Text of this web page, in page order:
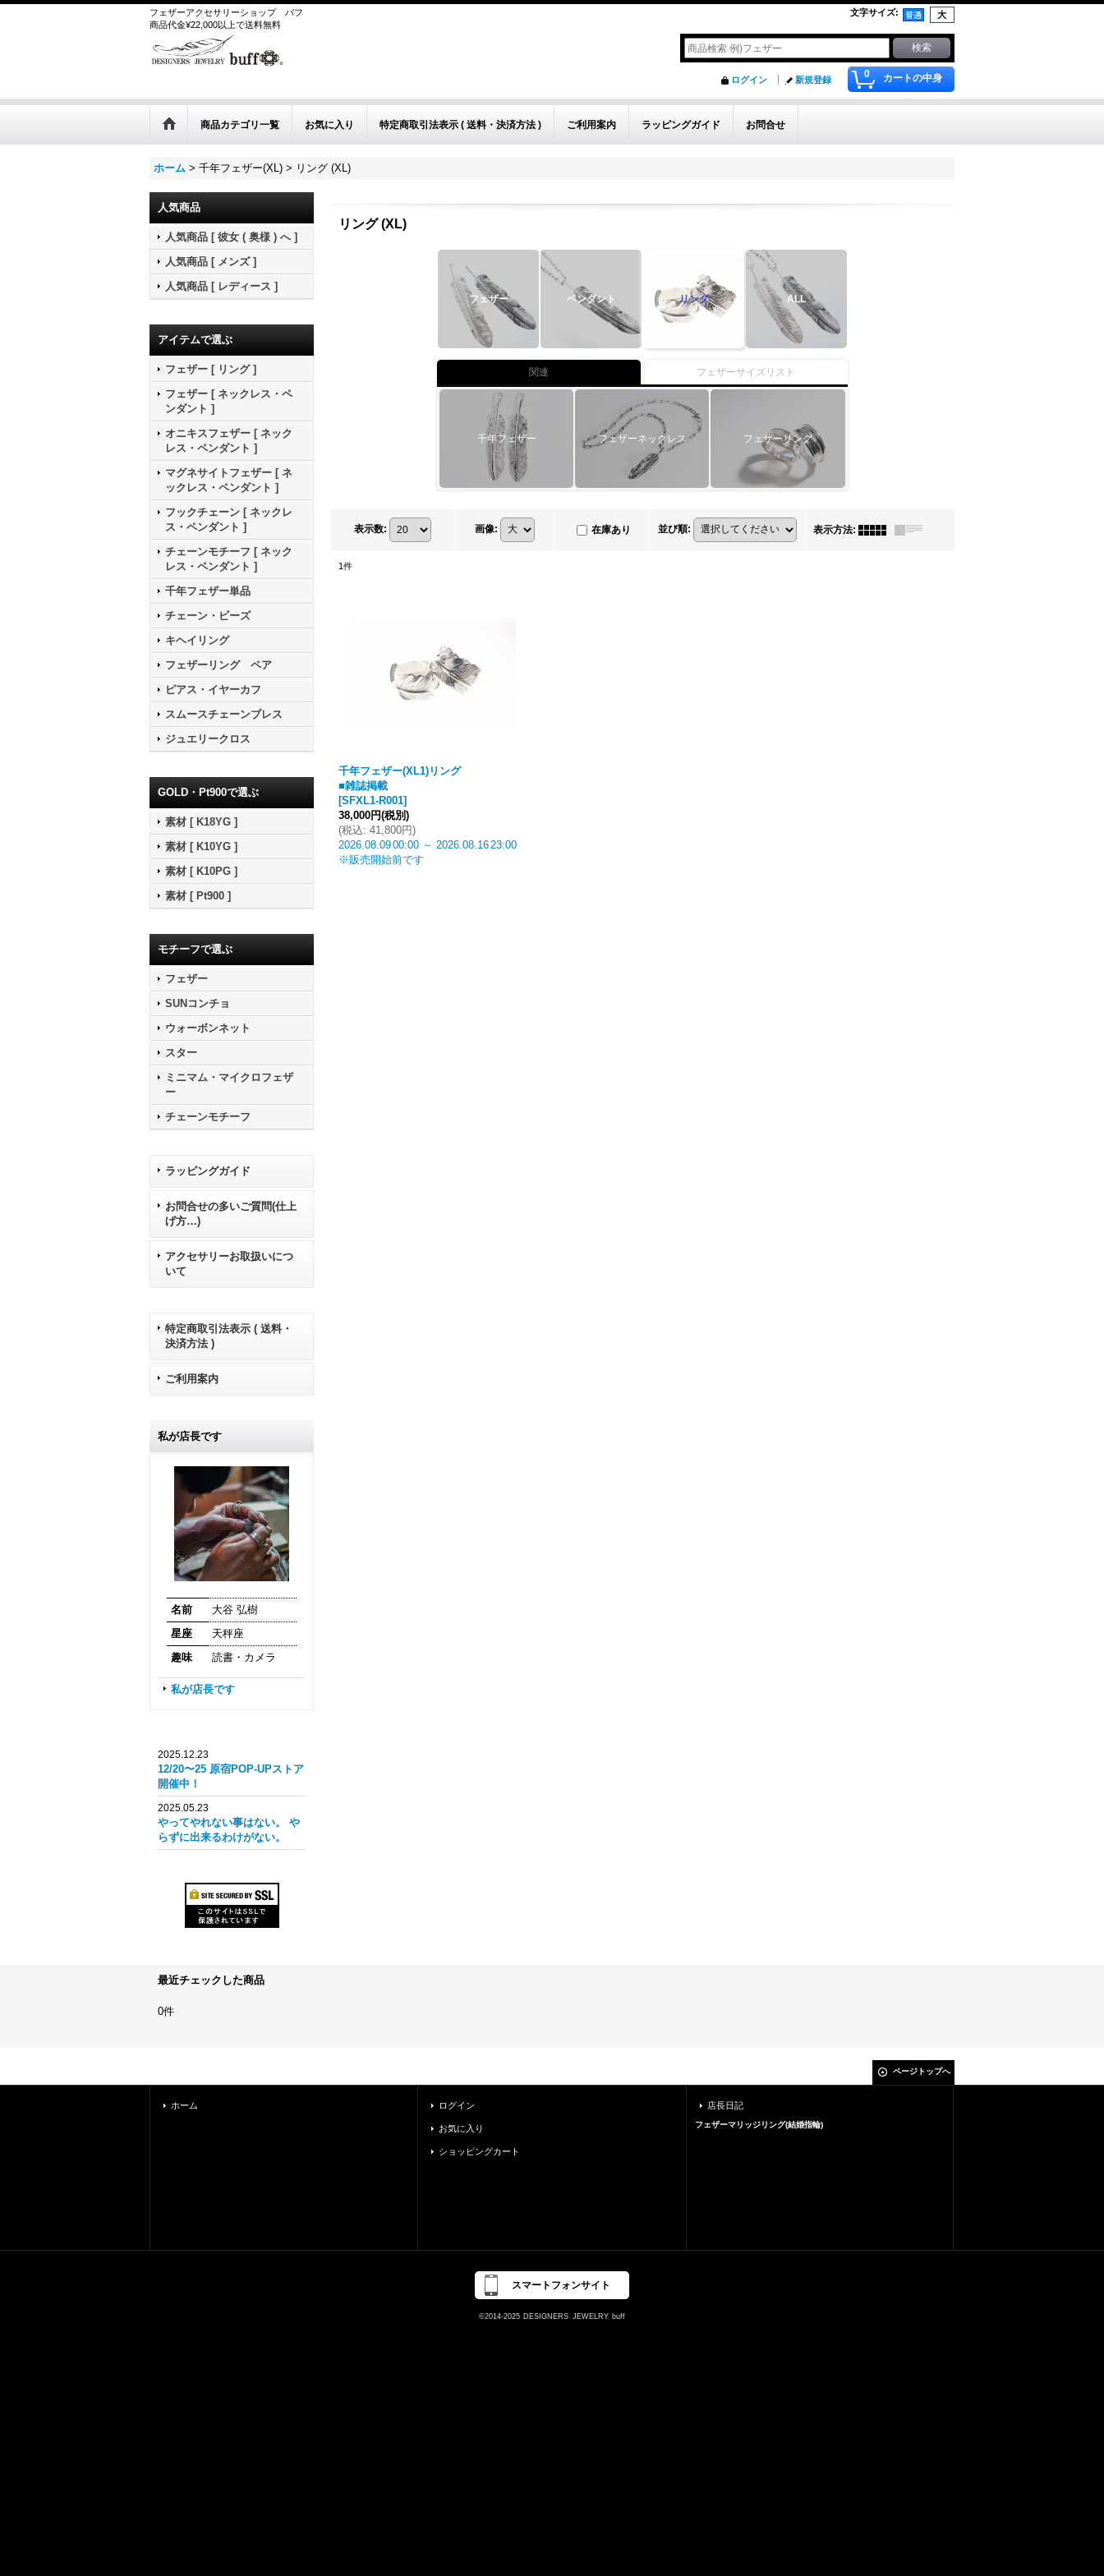
フェザーアクセサリーショップ
バフ
商品代金¥22,000以上で送料無料
文字サイズ:
0 カートの中身
ログイン 新規登録
商品カテゴリ一覧 お気に入り 特定商取引法表示 ( 送料・決済方法 ) ご利用案内 ラッピングガイド お問合せ
ホーム > 千年フェザー(XL) > リング (XL)
人気商品
人気商品 [ 彼女 ( 奥様 ) へ ]
人気商品 [ メンズ ]
人気商品 [ レディース ]
アイテムで選ぶ
フェザー [ リング ]
フェザー [ ネックレス・ペ
ンダント ]
オニキスフェザー [ ネック
レス・ペンダント ]
マグネサイトフェザー [ ネ
ックレス・ペンダント ]
フックチェーン [ ネックレ
ス・ペンダント ]
チェーンモチーフ [ ネック
レス・ペンダント ]
千年フェザー単品
チェーン・ビーズ
キヘイリング
フェザーリング ペア
ピアス・イヤーカフ
スムースチェーンブレス
ジュエリークロス
GOLD・Pt900で選ぶ
素材 [ K18YG ]
素材 [ K10YG ]
素材 [ K10PG ]
素材 [ Pt900 ]
モチーフで選ぶ
フェザー
SUNコンチョ
ウォーボンネット
スター
ミニマム・マイクロフェザ
ー
チェーンモチーフ
ラッピングガイド
お問合せの多いご質問(仕上
げ方…)
アクセサリーお取扱いにつ
いて
特定商取引法表示 ( 送料・
決済方法 )
ご利用案内
私が店長です
名前
大谷 弘樹
星座
天秤座
趣味
読書・カメラ
私が店長です
2025.12.23
12/20〜25 原宿POP-UPストア
開催中！
2025.05.23
やってやれない事はない。 や
らずに出来るわけがない。
リング (XL)
フェザー ペンダント リング ALL
関連 フェザーサイズリスト
千年フェザー フェザーネックレス フェザーリング
表示数: 画像: 在庫あり 並び順: 表示方法:
1件
千年フェザー(XL1)リング
■雑誌掲載
[SFXL1-R001]
38,000円(税別)
(税込: 41,800円)
2026.08.0900:00 ～ 2026.08.16 23:00
※販売開始前です
最近チェックした商品
0件
ページトップへ
ホーム ログイン
お気に入り
ショッピングカート
店長日記
フェザーマリッジリング(結婚指輪)
スマートフォンサイト
©2014-2025 DESIGNERS JEWELRY buff